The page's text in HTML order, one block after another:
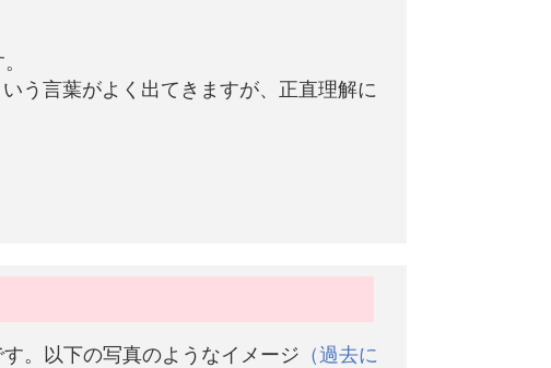
う言葉がよく出てきますが、正直理解に
す。以下の写真のようなイメージ （過去に